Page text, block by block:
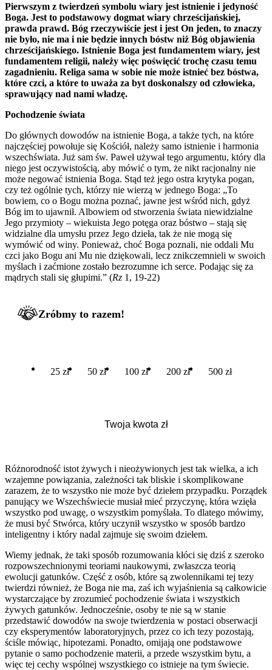
Pierwszym z twierdzeń symbolu wiary jest istnienie i jedyność
Boga. Jest to podstawowy dogmat wiary chrześcijańskiej,
prawda prawd. Bóg rzeczywiście jest i jest On jeden, to znaczy
nie było, nie ma i nie będzie innych bóstw niż Bóg objawienia
chrześcijańskiego. Istnienie Boga jest fundamentem wiary, jest
fundamentem religii, należy więc poświęcić trochę czasu temu
zagadnieniu. Religa sama w sobie nie może istnieć bez bóstwa,
które czci, a które to uważa za byt doskonalszy od człowieka,
sprawujący nad nami władzę.
Pochodzenie świata
Do głównych dowodów na istnienie Boga, a także tych, na które
najczęściej powołuje się Kościół, należy samo istnienie i harmonia
wszechświata. Już sam św. Paweł używał tego argumentu, który dla
niego jest oczywistością, aby mówić o tym, że nikt racjonalny nie
może negować istnienia Boga. Stąd też jego ostra krytyka pogan,
czy też ogólnie tych, którzy nie wierzą w jednego Boga: „To
bowiem, co o Bogu można poznać, jawne jest wśród nich, gdyż
Bóg im to ujawnił. Albowiem od stworzenia świata niewidzialne
Jego przymioty – wiekuista Jego potęga oraz bóstwo – stają się
widzialne dla umysłu przez Jego dzieła, tak że nie mogą się
wymówić od winy. Ponieważ, choć Boga poznali, nie oddali Mu
czci jako Bogu ani Mu nie dziękowali, lecz znikczemnieli w swoich
myślach i zaćmione zostało bezrozumne ich serce. Podając się za
mądrych stali się głupimi.” (Rz 1, 19-22)
Zróbmy to razem!
25 zł 50 zł 100 zł 200 zł 500 zł
Różnorodność istot żywych i nieożywionych jest tak wielka, a ich
wzajemne powiązania, zależności tak bliskie i skomplikowane
zarazem, że to wszystko nie może być dziełem przypadku. Porządek
panujący we Wszechświecie musiał mieć przyczynę, która wzięła
wszystko pod uwagę, o wszystkim pomyślała. To dlatego mówimy,
że musi być Stwórca, który uczynił wszystko w sposób bardzo
inteligentny i który nadal zajmuje się swoim dziełem.
Wiemy jednak, że taki sposób rozumowania kłóci się dziś z szeroko
rozpowszechnionymi teoriami naukowymi, zwłaszcza teorią
ewolucji gatunków. Część z osób, które są zwolennikami tej tezy
twierdzi również, że Boga nie ma, zaś ich wyjaśnienia są całkowicie
wystarczające by zrozumieć pochodzenie świata i wszystkich
żywych gatunków. Jednocześnie, osoby te nie są w stanie
przedstawić dowodów na swoje twierdzenia w postaci obserwacji
czy eksperymentów laboratoryjnych, przez co ich tezy pozostają,
ściśle mówiąc, hipotezami. Ponadto, omijają one podstawowe
pytanie o samo pochodzenie materii, a przede wszystkim bytu, a
więc tej cechy wspólnej wszystkiego co istnieje na tym świecie.